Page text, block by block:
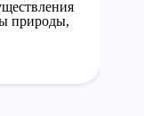
природы,